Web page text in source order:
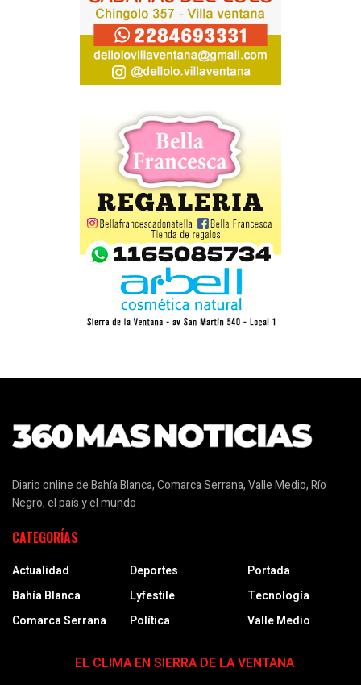
Diario online de Bahía Blanca, Comarca Serrana, Valle Medio, Río
Negro, el país y el mundo
CATEGORÍAS
Actualidad
Bahía Blanca
Comarca Serrana
Deportes
Lyfestile
Política
Portada
Tecnología
Valle Medio
EL CLIMA EN SIERRA DE LA VENTANA